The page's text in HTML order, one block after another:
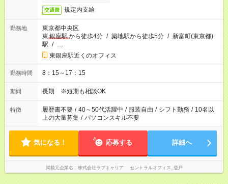
交通費 規定内支給
勤務地
東京都中央区
東 銀座駅から徒歩4分 / 築地駅から徒歩5分 / 新富町(東京都)
駅 / …
東銀座駅近くのオフィス
勤務時間 8：15～17：15
期間 長期 ※短期も相談OK
特徴 履歴書不要 / 40～50代活躍中 / 服装自由 / シフト勤務 / 10名以
上の大量募集 / パソコンスキル不要
気になる！ 応募する 詳細へ
掲載元企業名 株式会社ラブキャリア セントラルオフィス_登戸